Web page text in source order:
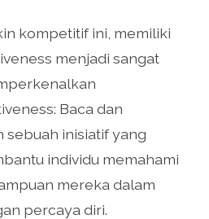
kompetitif ini, memiliki
menjadi sangat
Baca dan
sebuah inisiatif yang
individu memahami
mereka dalam
percaya diri.